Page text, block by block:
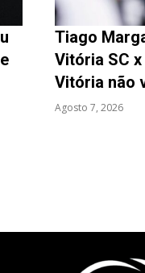
Tiago
Vitória SC
Vitória não
Agosto 7, 2026